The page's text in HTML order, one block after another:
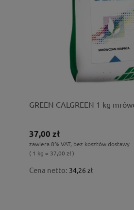
GREEN CALGREEN 1 kg
37,00 zł
zawiera 8% VAT, bez kosztów dostawy
( 1 kg = 37,00 zł )
Cena netto: 34,26 zł